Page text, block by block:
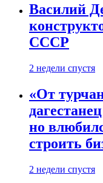
Василий
СССР
2 недели спустя
«От
но
строить
2 недели спустя